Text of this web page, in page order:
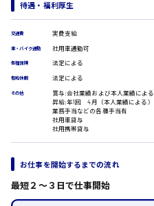
システムエンジニア
カスタマーエンジニア
営業
時給制すべて
待遇・福利厚生
交通費 実費支給
車・バイク通勤 社用車通勤可
各種保険 法定による
有給休暇 法定による
その他
賞与:会社業績および本人業績による
昇給:年1回 4月（本人業績による）
業務手当などの各種手当有
社用車貸与
社用携帯貸与
お仕事を開始するまでの流れ
最短２〜３日で仕事開始